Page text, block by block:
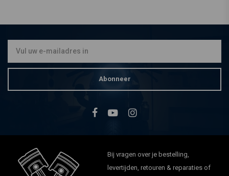
Abonneer
Bij vragen over je bestelling,
levertijden, retouren & reparaties of